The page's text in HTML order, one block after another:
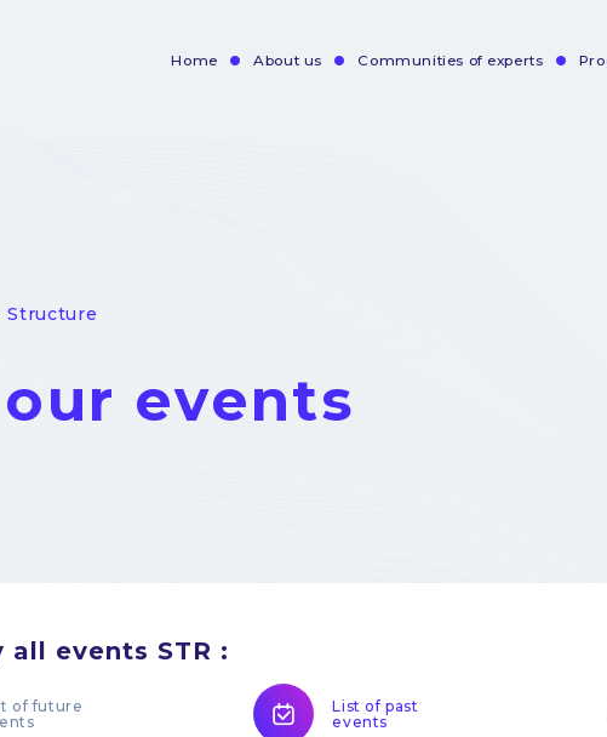
Home About us Communities of experts
Structure
events
all events STR :
of future
List of past
events